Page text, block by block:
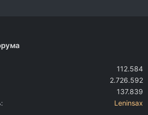
112.584
2.726.592
137.839
Leninsax